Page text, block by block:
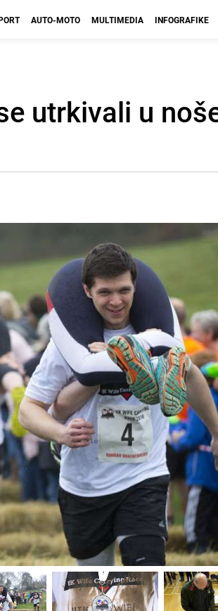
AUTO-MOTO MULTIMEDIA INFOGRAFIKE
utrkivali u